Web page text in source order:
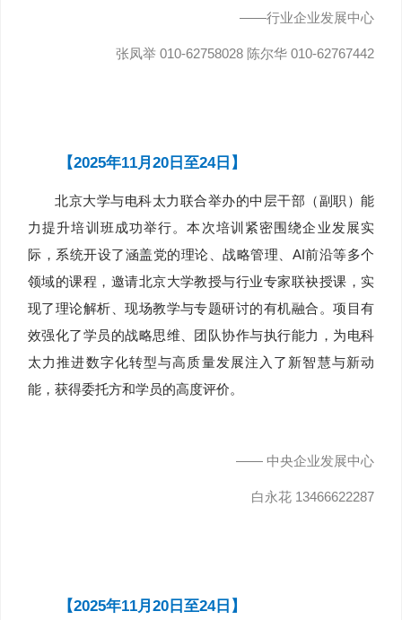
——行业企业发展中心
张凤举 010-62758028 陈尔华 010-62767442
【2025年11月20日至24日】
北京大学与电科太力联合举办的中层干部（副职）能
力提升培训班成功举行。本次培训紧密围绕企业发展实
际，系统开设了涵盖党的理论、战略管理、AI前沿等多个
领域的课程，邀请北京大学教授与行业专家联袂授课，实
现了理论解析、现场教学与专题研讨的有机融合。项目有
效强化了学员的战略思维、团队协作与执行能力，为电科
太力推进数字化转型与高质量发展注入了新智慧与新动
能，获得委托方和学员的高度评价。
—— 中央企业发展中心
白永花 13466622287
【2025年11月20日至24日】